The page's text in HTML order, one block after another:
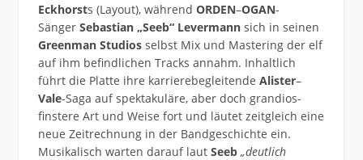
Eckhorsts (Layout), während ORDEN–OGAN-
Sänger Sebastian „Seeb“ Levermannsich in seinen
Greenman Studiosselbst Mix und Mastering der elf
auf ihm befindlichen Tracks annahm. Inhaltlich
führt die Platte ihre karrierebegleitende Alister–
Vale-Saga auf spektakuläre, aber doch grandios-
finstere Art und Weise fort und läutet zeitgleich eine
neue Zeitrechnung in der Bandgeschichte ein.
Musikalisch warten darauf laut Seeb „deutlich